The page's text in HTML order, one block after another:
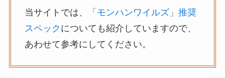
当サイトでは、
「モンハンワイルズ」推奨
スペック についても紹介していますので、
あわせて参考にしてください。